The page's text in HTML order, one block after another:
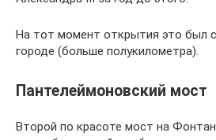
На тот момент открытия это был
городе (больше полукилометра).
Пантелеймоновский мост
Второй по красоте мост на